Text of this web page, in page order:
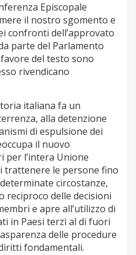
Episcopale
il nostro sgomento e
confronti dell’approvato
parte del Parlamento
del testo sono
rivendicano
italiana fa un
alla detenzione
di espulsione dei
il nuovo
per l’intera Unione
trattenere le persone fino
circostanze,
reciproco delle decisioni
e apre all’utilizzo di
in Paesi terzi al di fuori
delle procedure
fondamentali.